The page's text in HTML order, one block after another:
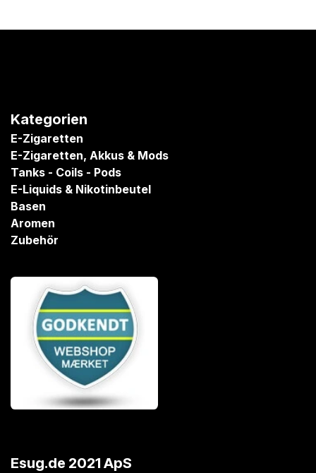
Kategorien
E-Zigaretten
E-Zigaretten, Akkus & Mods
Tanks - Coils - Pods
E-Liquids & Nikotinbeutel
Basen
Aromen
Zubehör
Esug.de 2021 ApS